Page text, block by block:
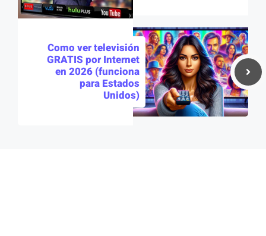
Como ver televisión
GRATIS por Internet
en 2026 (funciona
para Estados
Unidos)